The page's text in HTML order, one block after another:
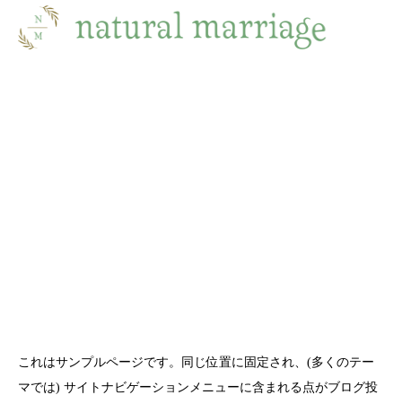
これはサンプルページです。同じ位置に固定され、(多くのテー
マでは) サイトナビゲーションメニューに含まれる点がブログ投